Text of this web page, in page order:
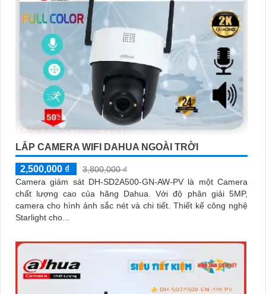
LẮP CAMERA WIFI DAHUA NGOÀI TRỜI
2,500,000 ₫
3,800,000 ₫
Camera giám sát DH-SD2A500-GN-AW-PV là một Camera
chất lượng cao của hãng Dahua. Với độ phân giải 5MP,
camera cho hình ảnh sắc nét và chi tiết. Thiết kế công nghệ
Starlight cho...